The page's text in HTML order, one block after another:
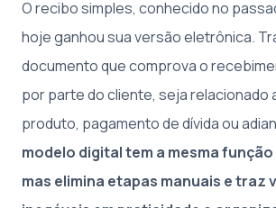
O recibo simples, conhecido no
hoje ganhou sua versão eletrônica.
documento que comprova o
por parte do cliente, seja relacionado
produto, pagamento de dívida ou
modelo digital tem a mesma
mas elimina etapas manuais e traz